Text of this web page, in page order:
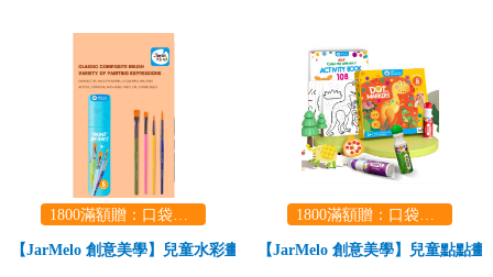
1800滿額贈：口袋玩具一份（隨機出貨） (summer read)
【JarMelo 創意美學】兒童水彩畫畫筆
1800滿額贈：口袋玩具一份（隨機出貨） (summer read)
【JarMelo 創意美學】兒童點點畫